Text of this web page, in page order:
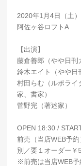
2020年1月4日（土）
阿佐ヶ谷ロフトA
【出演】
藤倉善郎（やや日刊
鈴木エイト（やや日
村田らむ（ルポライ
家、書家）
菅野完（著述家）
OPEN 18:30 /
前売（当店WEB予
別／要１オーダー￥
※前売は当店WEB予